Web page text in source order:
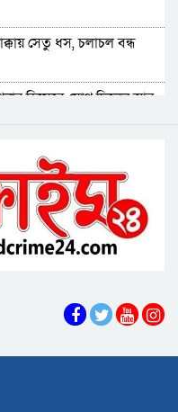
মুখ থুবড়ে পড়ছে
১৭ বছর পর বাড়ি ফিরলেন
সেতু ধস, চলাচল বন্ধ
হিসেবে যোগ দিলেন আবু
রোগীকে ঢাকায় যেতে না
হত্যা, আসামীকে ২০
সংঘবদ্ধ ধর্ষণের